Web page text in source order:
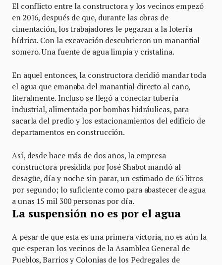
El conflicto entre la constructora y los vecinos empezó
en 2016, después de que, durante las obras de
cimentación, los trabajadores le pegaran a la lotería
hídrica. Con la excavación descubrieron un manantial
somero. Una fuente de agua limpia y cristalina.
En aquel entonces, la constructora decidió mandar toda
el agua que emanaba del manantial directo al caño,
literalmente. Incluso se llegó a conectar tubería
industrial, alimentada por bombas hidráulicas, para
sacarla del predio y los estacionamientos del edificio de
departamentos en construcción.
Así, desde hace más de dos años, la empresa
constructora presidida por José Shabot mandó al
desagüe, día y noche sin parar, un estimado de 65 litros
por segundo; lo suficiente como para abastecer de agua
a unas 15 mil 300 personas por día.
La suspensión no es por el agua
A pesar de que esta es una primera victoria, no es aún la
que esperan los vecinos de la Asamblea General de
Pueblos, Barrios y Colonias de los Pedregales de